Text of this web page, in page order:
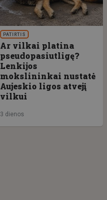
PATIRTIS
Ar vilkai platina
pseudopasiutligę?
Lenkijos
mokslininkai nustatė
Aujeskio ligos atvejį
vilkui
3 dienos